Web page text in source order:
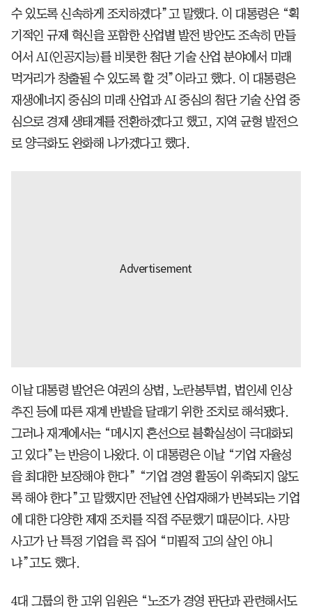
수 있도록 신속하게 조치하겠다”고 말했다. 이 대통령은 “획
기적인 규제 혁신을 포함한 산업별 발전 방안도 조속히 만들
어서 AI(인공지능)를 비롯한 첨단 기술 산업 분야에서 미래
먹거리가 창출될 수 있도록 할 것”이라고 했다. 이 대통령은
재생에너지 중심의 미래 산업과 AI 중심의 첨단 기술 산업 중
심으로 경제 생태계를 전환하겠다고 했고, 지역 균형 발전으
로 양극화도 완화해 나가겠다고 했다.
이날 대통령 발언은 여권의 상법, 노란봉투법, 법인세 인상
추진 등에 따른 재계 반발을 달래기 위한 조치로 해석됐다.
그러나 재계에서는 “메시지 혼선으로 불확실성이 극대화되
고 있다”는 반응이 나왔다. 이 대통령은 이날 “기업 자율성
을 최대한 보장해야 한다” “기업 경영 활동이 위축되지 않도
록 해야 한다”고 말했지만 전날엔 산업재해가 반복되는 기업
에 대한 다양한 제재 조치를 직접 주문했기 때문이다. 사망
사고가 난 특정 기업을 콕 집어 “미필적 고의 살인 아니
냐”고도 했다.
4대 그룹의 한 고위 임원은 “노조가 경영 판단과 관련해서도